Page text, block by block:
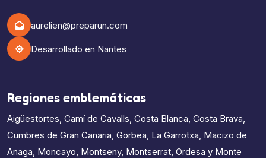
aurelien@preparun.com
Desarrollado en Nantes
Regiones emblemáticas
Aigüestortes, Camí de Cavalls, Costa Blanca, Costa Brava,
Cumbres de Gran Canaria, Gorbea, La Garrotxa, Macizo de
Anaga, Moncayo, Montseny, Montserrat, Ordesa y Monte